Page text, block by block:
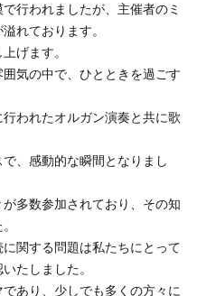
行われましたが、主催者のミ
れております。
げます。
気の中で、ひとときを過ごす
われたオルガン演奏と共に歌
、感動的な瞬間となりまし
多数参加されており、その知
関する問題は私たちにとって
たしました。
あり、少しでも多くの方々に